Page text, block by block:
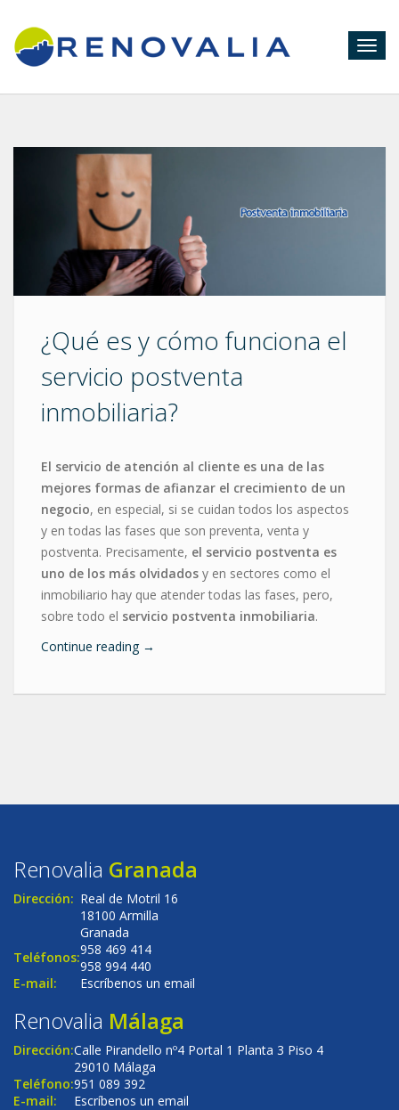
¿Qué es y cómo funciona el
servicio postventa
inmobiliaria?
El servicio de atención al cliente es una de las
mejores formas de afianzar el crecimiento de un
negocio, en especial, si se cuidan todos los aspectos
y en todas las fases que son preventa, venta y
postventa. Precisamente, el servicio postventa es
uno de los más olvidados y en sectores como el
inmobiliario hay que atender todas las fases, pero,
sobre todo el servicio postventa inmobiliaria.
Continue reading →
Renovalia Granada
Dirección: Real de Motril 16
18100 Armilla
Granada
Teléfonos:958 469 414
958 994 440
E-mail:
Escríbenos un email
Renovalia Málaga
Dirección:Calle Pirandello nº4 Portal 1 Planta 3 Piso 4
29010 Málaga
Teléfono:951 089 392
E-mail:
Escríbenos un email